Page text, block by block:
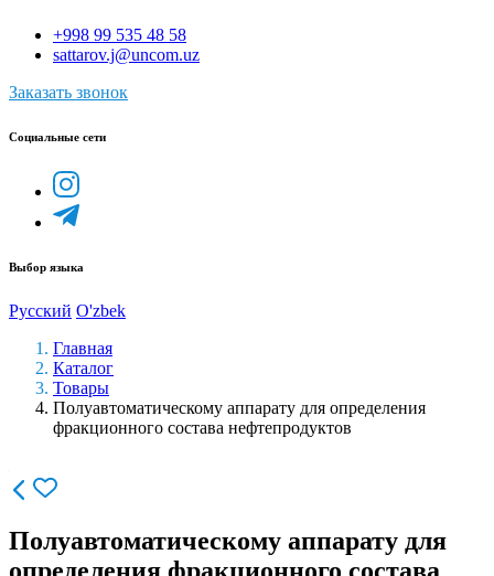
+998 99 535 48 58
sattarov.j@uncom.uz
Заказать звонок
Социальные сети
Выбор языка
Русский O'zbek
Главная
Каталог
Товары
Полуавтоматическому аппарату для определения
фракционного состава нефтепродуктов
Полуавтоматическому аппарату для
определения фракционного состава